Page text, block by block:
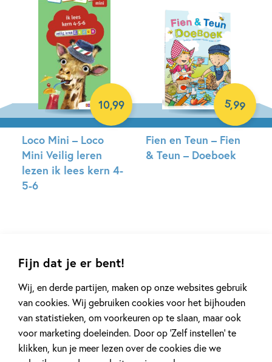
Fijn dat je er bent!
Wij, en derde partijen, maken op onze websites gebruik
van cookies. Wij gebruiken cookies voor het bijhouden
van statistieken, om voorkeuren op te slaan, maar ook
voor marketing doeleinden. Door op ‘Zelf instellen’ te
klikken, kun je meer lezen over de cookies die we
Loco Mini – Loco
Mini Veilig leren
lezen ik lees kern 4-
5-6
10,99
Fien en Teun – Fien
& Teun – Doeboek
5,99
16,99 9,99